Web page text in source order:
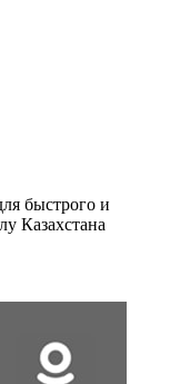
быстрого и
Казахстана